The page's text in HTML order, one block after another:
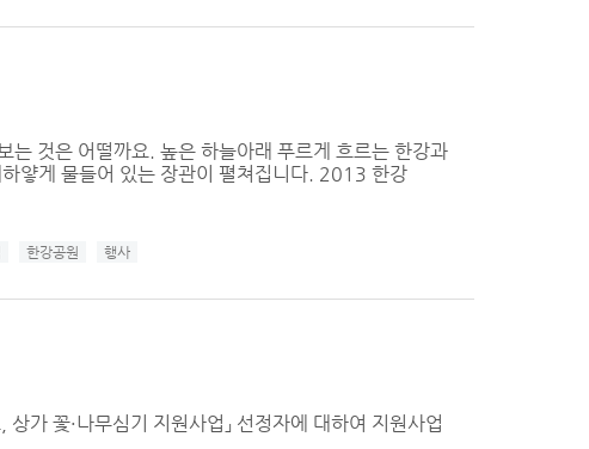
는 것은 어떨까요. 높은 하늘아래 푸르게 흐르는 한강과
얗게 물들어 있는 장관이 펼쳐집니다. 2013 한강
한강공원 행사
가 꽃·나무심기 지원사업」 선정자에 대하여 지원사업